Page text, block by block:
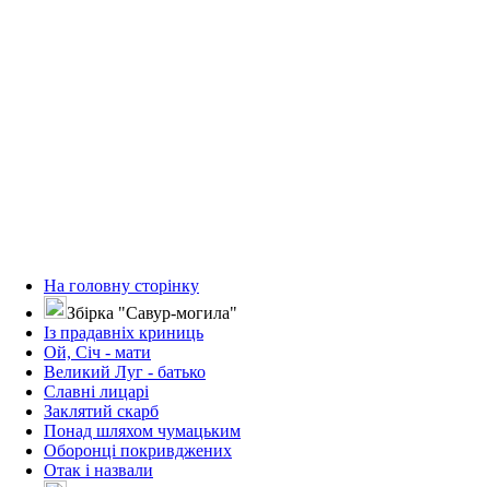
На головну сторінку
Збірка "Савур-могила"
Із прадавніх криниць
Ой, Січ - мати
Великий Луг - батько
Славні лицарі
Заклятий скарб
Понад шляхом чумацьким
Оборонці покривджених
Отак і назвали